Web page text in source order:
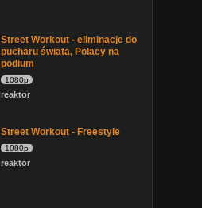
Street Workout - eliminacje do
pucharu świata, Polacy na
podium
1080p
reaktor
Street Workout - Freestyle
1080p
reaktor